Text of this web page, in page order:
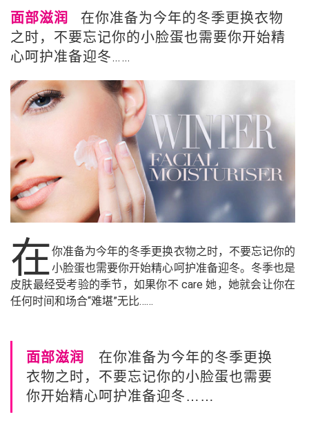
面部滋润
在你准备为今年的冬季更换衣物
之时，不要忘记你的小脸蛋也需要你开始精
心呵护准备迎冬……
在你准备为今年的冬季更换衣物之时，不要忘记你的
小脸蛋也需要你开始精心呵护准备迎冬。冬季也是
皮肤最经受考验的季节，如果你不 care 她，她就会让你在
任何时间和场合“难堪”无比……
面部滋润
在你准备为今年的冬季更换
衣物之时，不要忘记你的小脸蛋也需要
你开始精心呵护准备迎冬……